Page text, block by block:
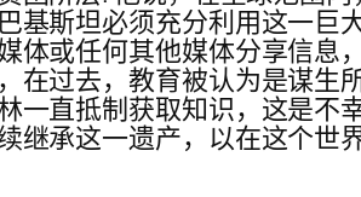
基斯坦必须充分利用这一巨
体或任何其他媒体分享信息
在过去，教育被认为是谋生
一直抵制获取知识，这是不
继承这一遗产，以在这个世